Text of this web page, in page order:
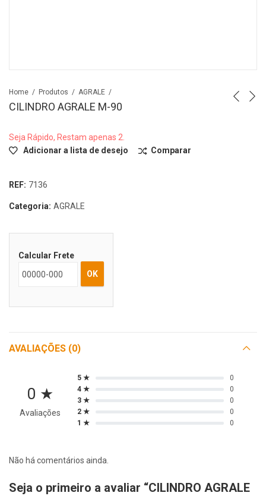
Home Produtos AGRALE
CILINDRO AGRALE M-90
Seja Rápido, Restam apenas 2.
Adicionar a lista de desejo
Comparar
REF: 7136
Categoria: AGRALE
Calcular Frete
OK
AVALIAÇÕES (0)
0 ★
Avaliações
5 ★
0
4 ★
0
3 ★
0
2 ★
0
1 ★
0
Não há comentários ainda.
Seja o primeiro a avaliar “CILINDRO AGRALE